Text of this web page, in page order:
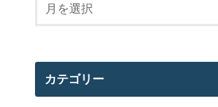
カテゴリー